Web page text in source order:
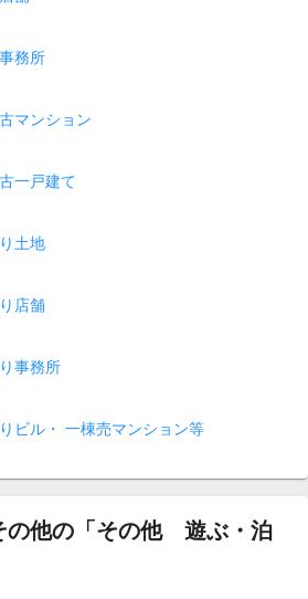
務所
マンション
一戸建て
土地
店舗
事務所
ビル・ 一棟売マンション等
の他の「その他 遊ぶ・泊